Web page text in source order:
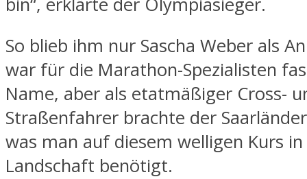
So blieb ihm nur Sascha Weber als
war für die Marathon-Spezialisten
Name, aber als etatmäßiger Cross-
Straßenfahrer brachte der
was man auf diesem welligen Kurs
Landschaft benötigt.